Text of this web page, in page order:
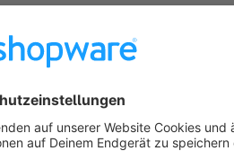
Weitere ausgewählte Plugins